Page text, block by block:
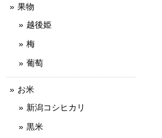
果物
越後姫
梅
葡萄
お米
新潟コシヒカリ
黒米